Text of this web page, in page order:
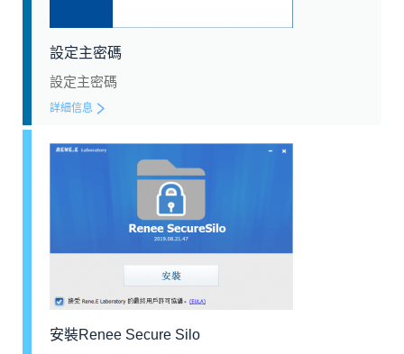
設定主密碼
設定主密碼
詳細信息
安裝Renee Secure Silo